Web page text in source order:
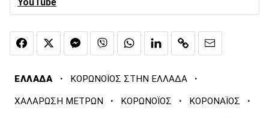
ΕΛΛΑΔΑ · ΚΟΡΩΝΟΪΟΣ ΣΤΗΝ ΕΛΛΑΔΑ ·
ΧΑΛΑΡΩΣΗ ΜΕΤΡΩΝ · ΚΟΡΩΝΟΪΟΣ · ΚΟΡΟΝΑΪΟΣ ·